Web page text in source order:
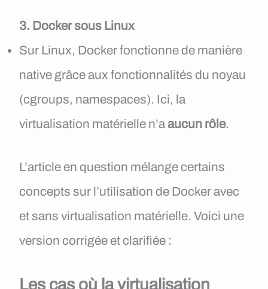
3. Docker sous Linux
Sur Linux, Docker fonctionne de manière
native grâce aux fonctionnalités du noyau
(cgroups, namespaces). Ici, la
virtualisation matérielle n’aaucun rôle.
L’article en question mélange certains
concepts sur l’utilisation de Docker avec
et sans virtualisation matérielle. Voici une
version corrigée et clarifiée :
Les cas où la virtualisation